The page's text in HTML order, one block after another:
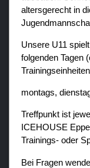
altersgerecht in
Unsere U11
folgenden Tagen
montags,
Treffpunkt ist
ICEHOUSE
Trainings- oder
Bei Fragen